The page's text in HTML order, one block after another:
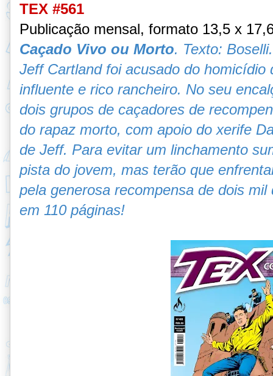
TEX #561
Publicação mensal, formato 13,5 x
Caçado Vivo ou Morto. Texto:
Jeff Cartland foi acusado do
influente e rico rancheiro. No seu
dois grupos de caçadores de
do rapaz morto, com apoio do xerife
de Jeff. Para evitar um linchamento
pista do jovem, mas terão que
pela generosa recompensa de dois
em 110 páginas!